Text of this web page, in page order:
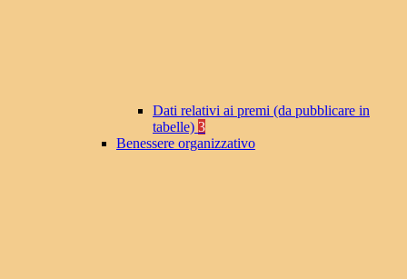
Dati relativi ai premi (da pubblicare in
tabelle) 3
Benessere organizzativo